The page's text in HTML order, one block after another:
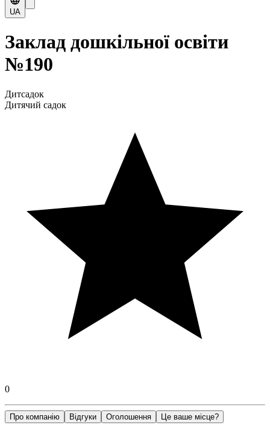
UA
Заклад дошкільної освіти
№190
Дитсадок
Дитячий садок
0
Про компанію Відгуки Оголошення Це ваше місце?